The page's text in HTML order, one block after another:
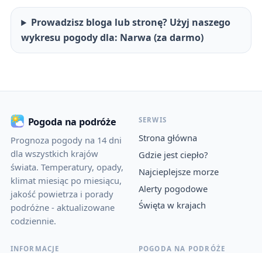
Prowadzisz bloga lub stronę? Użyj naszego
wykresu pogody dla: Narwa (za darmo)
Pogoda na podróże
Prognoza pogody na 14 dni
dla wszystkich krajów
świata. Temperatury, opady,
klimat miesiąc po miesiącu,
jakość powietrza i porady
podróżne - aktualizowane
codziennie.
SERWIS
Strona główna
Gdzie jest ciepło?
Najcieplejsze morze
Alerty pogodowe
Święta w krajach
INFORMACJE POGODA NA PODRÓŻE